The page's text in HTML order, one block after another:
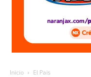
Inicio El Pais